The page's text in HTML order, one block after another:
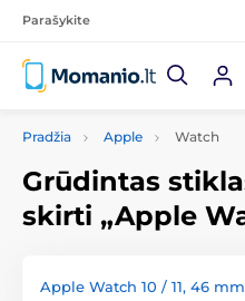
Parašykite
Pradžia Apple Watch
Grūdintas
skirti „Apple
Apple Watch 10 / 11, 46 mm